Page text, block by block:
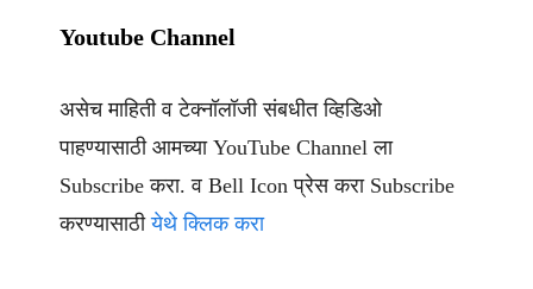
Youtube Channel
असेच माहिती व टेक्नॉलॉजी संबधीत व्हिडिओ
पाहण्यासाठी आमच्या YouTube Channel ला
Subscribe करा. व Bell Icon प्रेस करा Subscribe
करण्यासाठीयेथे क्लिक करा